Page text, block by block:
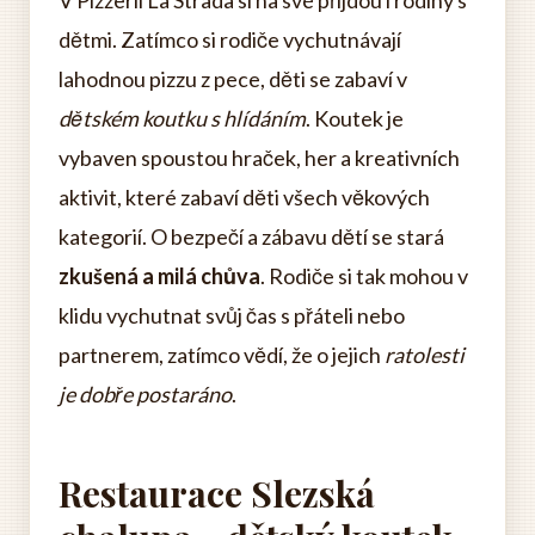
dětmi. Zatímco si rodiče vychutnávají
lahodnou pizzu z pece, děti se zabaví v
dětském koutku s hlídáním. Koutek je
vybaven spoustou hraček, her a kreativních
aktivit, které zabaví děti všech věkových
kategorií. O bezpečí a zábavu dětí se stará
zkušená a milá chůva. Rodiče si tak mohou v
klidu vychutnat svůj čas s přáteli nebo
partnerem, zatímco vědí, že o jejich ratolesti
je dobře postaráno.
Restaurace Slezská